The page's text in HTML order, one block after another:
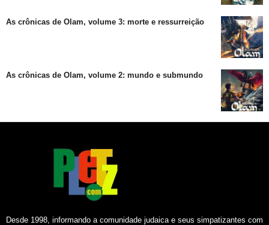
As crônicas de Olam, volume 3: morte e ressurreição
As crônicas de Olam, volume 2: mundo e submundo
Desde 1998, informando a comunidade judaica e seus simpatizantes com